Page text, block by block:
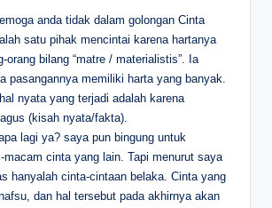
anda tidak dalam golongan Cinta
satu pihak mencintai karena hartanya
orang bilang “matre / materialistis”. Ia
pasangannya memiliki harta yang banyak.
nyata yang terjadi adalah karena
(kisah nyata/fakta).
lagi ya? saya pun bingung untuk
macam cinta yang lain. Tapi menurut saya
hanyalah cinta-cintaan belaka. Cinta yang
dan hal tersebut pada akhirnya akan